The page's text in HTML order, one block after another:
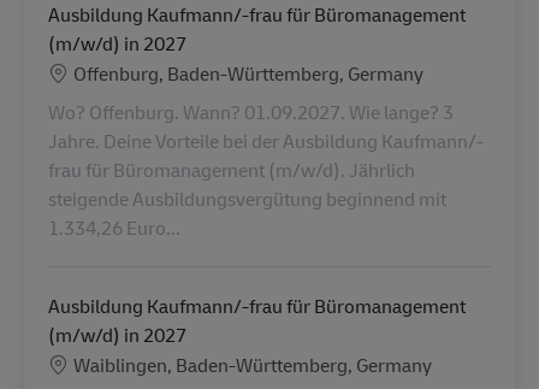
Ausbildung Kaufmann/-frau für Büromanagement
(m/w/d) in 2027
Localização
Offenburg, Baden-Württemberg, Germany
Wo? Offenburg. Wann? 01.09.2027. Wie lange? 3
Jahre. Deine Vorteile bei der Ausbildung Kaufmann/-
frau für Büromanagement (m/w/d). Jährlich
steigende Ausbildungsvergütung beginnend mit
1.334,26 Euro...
Ausbildung Kaufmann/-frau für Büromanagement
(m/w/d) in 2027
Localização
Waiblingen, Baden-Württemberg, Germany